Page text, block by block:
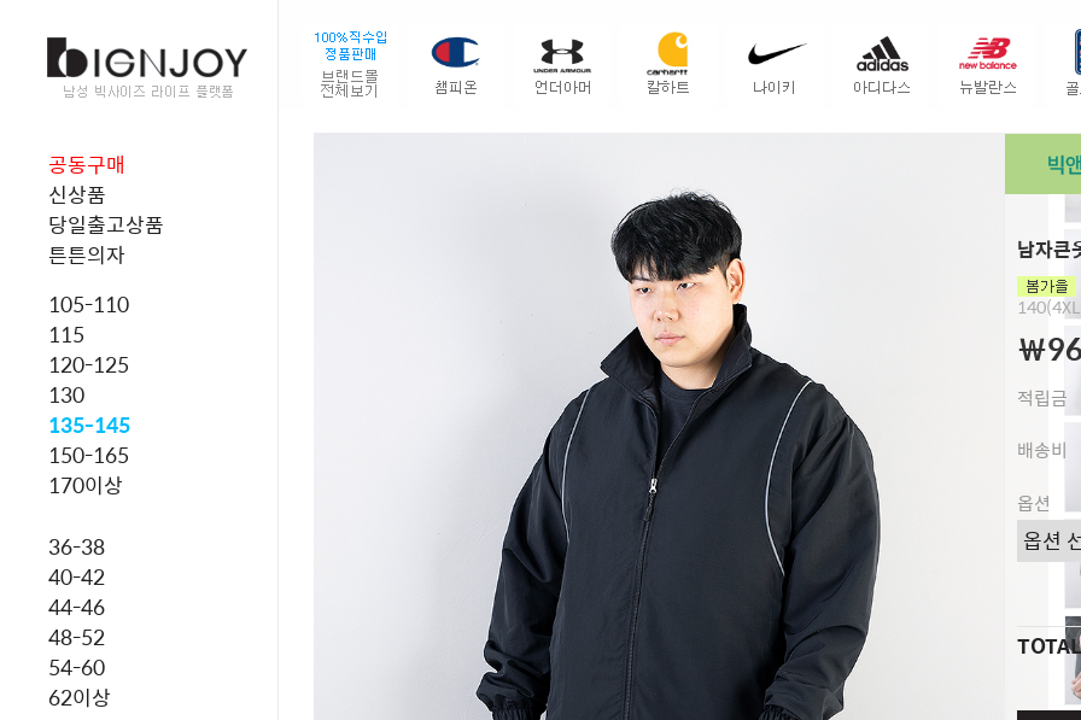
공동구매
신상품
당일출고상품
튼튼의자
105-110
115
120-125
130
135-145
150-165
170이상
36-38
40-42
44-46
48-52
54-60
62이상
남자큰
￦
적립금
배송비
옵션
TOTAL